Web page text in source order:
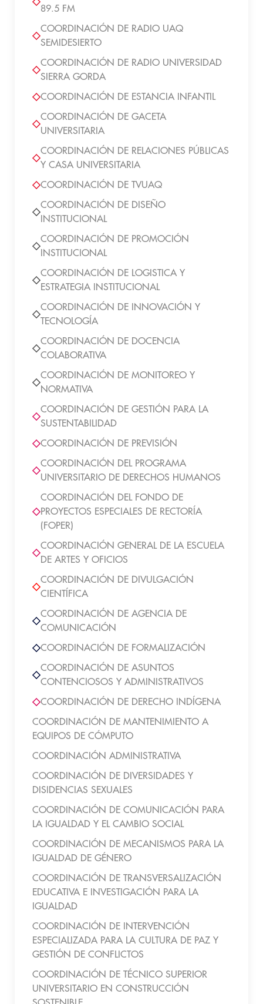
89.5 FM
COORDINACIÓN DE RADIO UAQ
SEMIDESIERTO
COORDINACIÓN DE RADIO UNIVERSIDAD
SIERRA GORDA
COORDINACIÓN DE ESTANCIA INFANTIL
COORDINACIÓN DE GACETA
UNIVERSITARIA
COORDINACIÓN DE RELACIONES PÚBLICAS
Y CASA UNIVERSITARIA
COORDINACIÓN DE TVUAQ
COORDINACIÓN DE DISEÑO
INSTITUCIONAL
COORDINACIÓN DE PROMOCIÓN
INSTITUCIONAL
COORDINACIÓN DE LOGISTICA Y
ESTRATEGIA INSTITUCIONAL
COORDINACIÓN DE INNOVACIÓN Y
TECNOLOGÍA
COORDINACIÓN DE DOCENCIA
COLABORATIVA
COORDINACIÓN DE MONITOREO Y
NORMATIVA
COORDINACIÓN DE GESTIÓN PARA LA
SUSTENTABILIDAD
COORDINACIÓN DE PREVISIÓN
COORDINACIÓN DEL PROGRAMA
UNIVERSITARIO DE DERECHOS HUMANOS
COORDINACIÓN DEL FONDO DE
PROYECTOS ESPECIALES DE RECTORÍA
(FOPER)
COORDINACIÓN GENERAL DE LA ESCUELA
DE ARTES Y OFICIOS
COORDINACIÓN DE DIVULGACIÓN
CIENTÍFICA
COORDINACIÓN DE AGENCIA DE
COMUNICACIÓN
COORDINACIÓN DE FORMALIZACIÓN
COORDINACIÓN DE ASUNTOS
CONTENCIOSOS Y ADMINISTRATIVOS
COORDINACIÓN DE DERECHO INDÍGENA
COORDINACIÓN DE MANTENIMIENTO A
EQUIPOS DE CÓMPUTO
COORDINACIÓN ADMINISTRATIVA
COORDINACIÓN DE DIVERSIDADES Y
DISIDENCIAS SEXUALES
COORDINACIÓN DE COMUNICACIÓN PARA
LA IGUALDAD Y EL CAMBIO SOCIAL
COORDINACIÓN DE MECANISMOS PARA LA
IGUALDAD DE GÉNERO
COORDINACIÓN DE TRANSVERSALIZACIÓN
EDUCATIVA E INVESTIGACIÓN PARA LA
IGUALDAD
COORDINACIÓN DE INTERVENCIÓN
ESPECIALIZADA PARA LA CULTURA DE PAZ Y
GESTIÓN DE CONFLICTOS
COORDINACIÓN DE TÉCNICO SUPERIOR
UNIVERSITARIO EN CONSTRUCCIÓN